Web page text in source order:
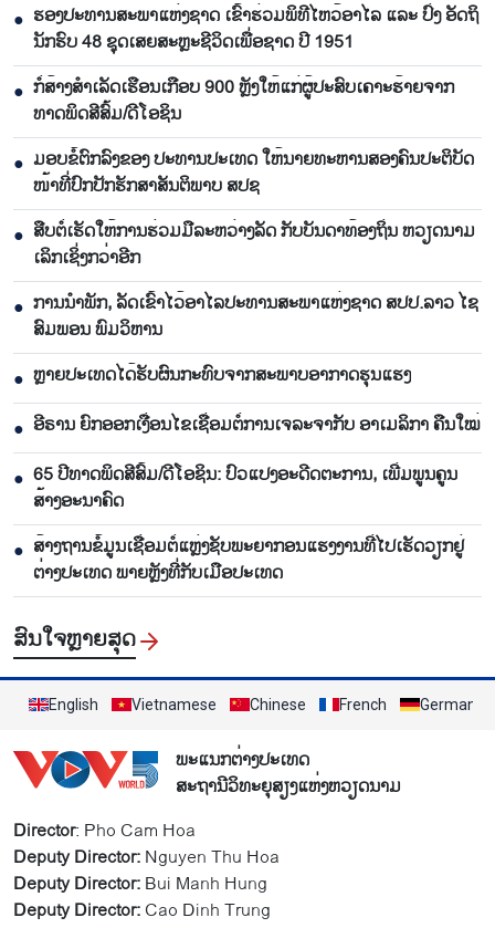
● ຮອງ​ປະ​ທານ​ສະ​ພາ​ແຫ່ງ​ຊາດ ເຂົ້າ​ຮ່ວມ​ພິ​ທີ​ໄຫວ້​ອາ​ໄລ ແລະ ປົ່ງ​ ອັດ​ຖິ​
ນັກ​ຮົບ​ 48 ຊຸດເສຍ​ສະຫຼະ​ຊີ​ວິດ​ເພື່ອ​ຊາດ ປີ 1951
● ກໍ່​ສ້າງ​ສຳ​ເລັດ​ເຮືອນເກືອບ 900 ຫຼັງ​ໃຫ້​ແກ່​ຜູ້​ປະ​ສົບ​ເຄາ​ະ​ຮ້າຍ​ຈາກ​
ທາດ​ພິດ​ສີ​ສົ້ມ/ດີ​ໂອ​ຊິນ​
● ມອບ​ຂໍ້​ຕົກ​ລົງ​ຂອງ​ ປະ​ທານ​ປະ​ເທດ ໃຫ້​ນາຍ​ທະ​ຫານ​ສອງ​ຄົນ​ປະ​ຕິ​ບັດ​
ໜ້າ​ທີ່​ປົກ​ປັກ​ຮັກ​ສາ​ສັນ​ຕິ​ພາບ ສ​ປ​ຊ
● ສືບ​ຕໍ່​ເຮັດ​ໃຫ້​ການ​ຮ່ວມມື​ລະ​ຫວ່າງ​ລັດ ກັບ​ບັນ​ດາ​ທ້ອງ​ຖິ່ນ ຫວຽດ​ນາມ
ເລິກ​ເຊິ່ງກວ່າ​ອີກ
● ການ​ນຳ​ພັກ​, ລັດ​ເຂົ້າ​ໄວ້​ອາ​ໄລ​ປະ​ທານ​ສະ​ພາ​ແຫ່ງ​ຊາດ ສ​ປ​ປ.ລາວ ໄຊ​
ສົມ​ພອນ ພົມ​ວິ​ຫານ
● ຫຼາຍປະເທດໄດ້ຮັບຜົນກະທົບຈາກສະພາບອາກາດຮຸນແຮງ
● ອີຣານ ຍົກອອກເງື່ອນໄຂເຊື່ອມຕໍ່ການເຈລະຈາກັບ ອາເມລິກາ ຄືນໃໝ່
● 65 ​ປີທາດ​ພິດ​ສີ​ສົ້ມ/ດີ​ໂອ​ຊິນ: ປົວ​ແປງ​ອະ​ດີດ​ຕະ​ການ, ເພີ່ມ​ພູນ​ຄູນ​
ສ້າງ​ອະ​ນາຄົດ
● ສ້າງຖານຂໍ້ມູນເຊື່ອມຕໍ່ແຫຼ່ງຊັບພະຍາກອນແຮງງານທີ່ໄປເຮັດວຽກຢູ່
ຕ່າງປະເທດ ພາຍຫຼັງທີ່ກັບເມືອປະເທດ
ສົນ​ໃຈ​ຫຼາຍ​ສຸດ
English Vietnamese Chinese French German
ພະແນກຕ່າງປະເທດ
ສະຖານີວິທະຍຸສຽງແຫ່ງຫວຽດນາມ
Director: Pho Cam Hoa
Deputy Director:Nguyen Thu Hoa
Deputy Director:Bui Manh Hung
Deputy Director:Cao Dinh Trung